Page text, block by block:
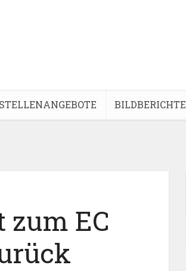
STELLENANGEBOTE BILDBERICHTE
EC